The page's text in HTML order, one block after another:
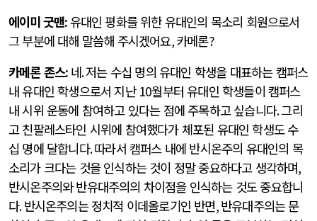
에이미 굿맨:유대인 평화를 위한 유대인의 목소리 회원으로서
그 부분에 대해 말씀해 주시겠어요,카메론?
카메론 존스: 네.저는 수십 명의 유대인 학생을 대표하는 캠퍼스
내 유대인 학생으로서 지난 10월부터 유대인 학생들이 캠퍼스
내 시위 운동에 참여하고 있다는 점에 주목하고 싶습니다.그리
고 친팔레스타인 시위에 참여했다가 체포된 유대인 학생도 수
십 명에 달합니다.따라서 캠퍼스 내에 반시온주의 유대인의 목
소리가 크다는 것을 인식하는 것이 정말 중요하다고 생각하며,
반시온주의와 반유대주의의 차이점을 인식하는 것도 중요합니
다.반시온주의는 정치적 이데올로기인 반면,반유대주의는 문